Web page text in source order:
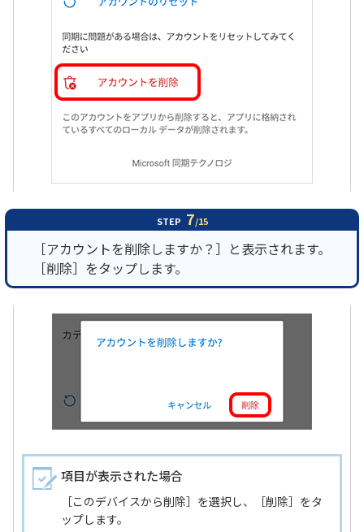
STEP 7/15
［アカウントを削除しますか？］と表示されます。
［削除］をタップします。
項目が表示された場合
［このデバイスから削除］を選択し、［削除］をタ
ップします。